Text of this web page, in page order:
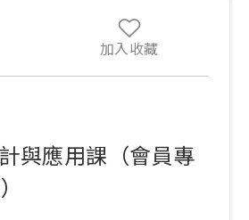
與應用課（會員專
加入收藏